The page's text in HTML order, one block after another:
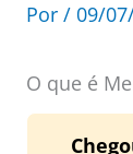
Por/ 09/
O que é